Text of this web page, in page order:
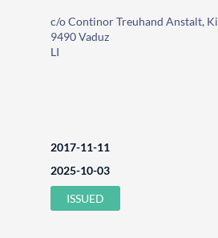
c/o Continor Treuhand Anstalt,
9490 Vaduz
LI
2017-11-11
2025-10-03
ISSUED